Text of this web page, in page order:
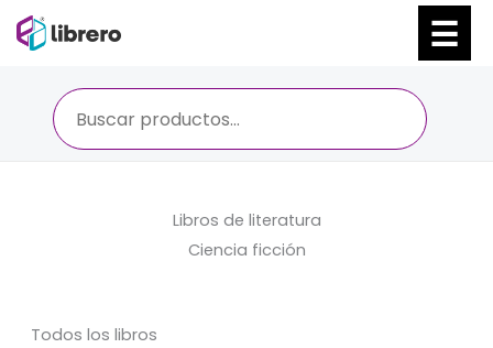
Libros de literatura
Ciencia ficción
Todos los libros